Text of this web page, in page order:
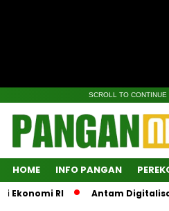
SCROLL TO CONTINUE
HOME INFO PANGAN
RI Antam Digitalisasi